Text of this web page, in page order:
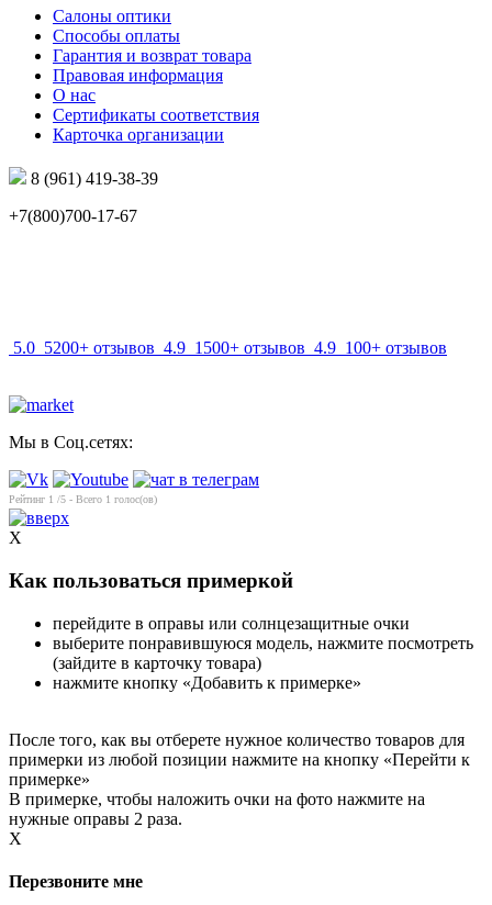
Салоны оптики
Способы оплаты
Гарантия и возврат товара
Правовая информация
О нас
Сертификаты соответствия
Карточка организации
8 (961) 419-38-39
+7(800)700-17-67
5.0 5200+ отзывов 4.9 1500+ отзывов 4.9 100+ отзывов
Мы в Соц.сетях:
Рейтинг 1 /5 - Всего 1 голос(ов)
X
Как пользоваться примеркой
перейдите в оправы или солнцезащитные очки
выберите понравившуюся модель, нажмите посмотреть
(зайдите в карточку товара)
нажмите кнопку «Добавить к примерке»
После того, как вы отберете нужное количество товаров для
примерки из любой позиции нажмите на кнопку «Перейти к
примерке»
В примерке, чтобы наложить очки на фото нажмите на
нужные оправы 2 раза.
X
Перезвоните мне